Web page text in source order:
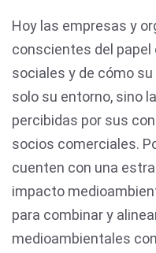
Hoy las empresas y
conscientes del papel
sociales y de cómo
solo su entorno, sino
percibidas por sus
socios comerciales.
cuenten con una
impacto
para combinar y
medioambientales